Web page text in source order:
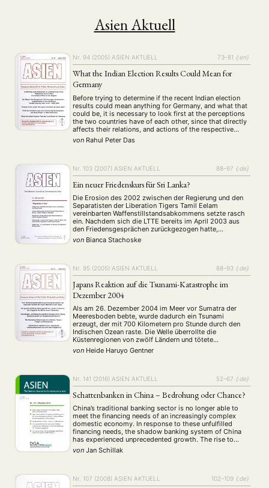
Asien Aktuell
Nr. 94 (2005) ASIEN AKTUELL 73–81 {:en}
What the Indian Election Results Could Mean for
Germany
Before trying to determine if the recent Indian election
results could mean anything for Germany, and what that
could be, it is necessary to look first at the perceptions
the two countries have of each other, since that directly
affects their relations, and actions of the respective
governments with regard to each other. Of course, …
von Rahul Peter Das
Nr. 103 (2007) ASIEN AKTUELL 88–97 {:de}
Ein neuer Friedenskurs für Sri Lanka?
Die Erosion des 2002 zwischen der Regierung und den
Separatisten der Liberation Tigers Tamil Eelam
vereinbarten Waffenstillstandsabkommens setzte rasch
ein. Nachdem sich die LTTE bereits im April 2003 aus
den Friedensgesprächen zurückgezogen hatte,
verdeutlichte ein erneuter Selbstmordanschlag in
Colombo im Juli des darauffolgenden Jahres, wie
von Bianca Stachoske
Nr. 95 (2005) ASIEN AKTUELL 88–93 {:de}
Japans Reaktion auf die Tsunami-Katastrophe im
Dezember 2004
Als am 26. Dezember 2004 im Meer vor Sumatra der
Meeresboden bebte, wurde dadurch ein Tsunami
erzeugt, der mit 700 Kilometern pro Stunde durch den
Indischen Ozean raste. Die Welle überrollte die
Küstenregionen von zwölf Ländern und tötete
mindestens 240.000 Menschen. Die Katastrophe
hinterließ Millionen Verletzte und Obdachlose und sorgte
von Heide Haruyo Gentner
Nr. 141 (2016) ASIEN AKTUELL 52–67 {:de}
Schattenbanken in China – Bedrohung oder Chance?
China’s traditional banking sector is no longer able to
meet the financing needs of an increasingly complex
domestic economy. In response to these unfulfilled
financing needs, the shadow banking system of China
has experienced unprecedented growth. The rise to
prominence of the shadow banking system has
contributed to the liberali- zation of China’s financial
von Jan Schillak
Nr. 107 (2008) ASIEN AKTUELL 102–109 {:de}